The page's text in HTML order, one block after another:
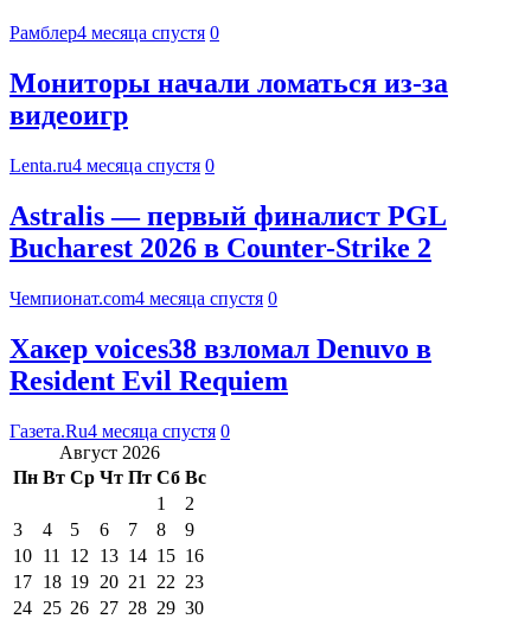
Рамблер4 месяца спустя 0
Мониторы начали ломаться из-за
видеоигр
Lenta.ru4 месяца спустя 0
Astralis — первый финалист PGL
Bucharest 2026 в Counter-Strike 2
Чемпионат.com4 месяца спустя 0
Хакер voices38 взломал Denuvo в
Resident Evil Requiem
Газета.Ru4 месяца спустя 0
Август 2026
Пн Вт Ср Чт Пт Сб Вс
1
2
3
4 5 6 7 8
9
10 11 12 13 14 15 16
17 18 19 20 21 22 23
24 25 26 27 28 29 30